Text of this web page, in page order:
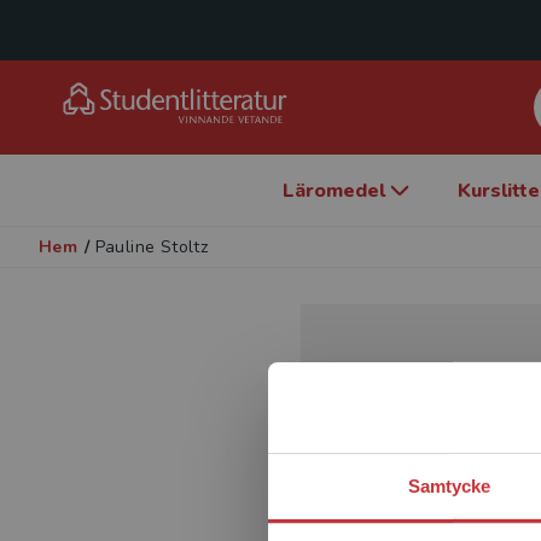
Samtycke
Läromedel
Hem / Pauline Stoltz